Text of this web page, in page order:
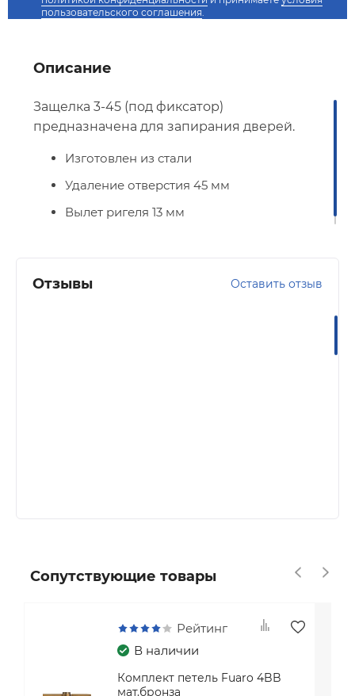
пользовательского соглашения
Описание
Защелка 3-45 (под фиксатор)
предназначена для запирания дверей.
Изготовлен из стали
Удаление отверстия 45 мм
Вылет ригеля 13 мм
Отзывы Оставить отзыв
Сопутствующие товары
Рейтинг
В наличии
Комплект петель Fuaro 4BB
мат.бронза